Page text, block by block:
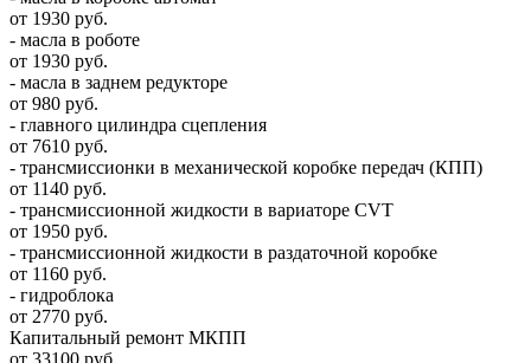
от 1930 руб.
- масла в роботе
от 1930 руб.
- масла в заднем редукторе
от 980 руб.
- главного цилиндра сцепления
от 7610 руб.
- трансмиссионки в механической коробке передач (КПП)
от 1140 руб.
- трансмиссионной жидкости в вариаторе CVT
от 1950 руб.
- трансмиссионной жидкости в раздаточной коробке
от 1160 руб.
- гидроблока
от 2770 руб.
Капитальный ремонт МКПП
от 33100 руб.